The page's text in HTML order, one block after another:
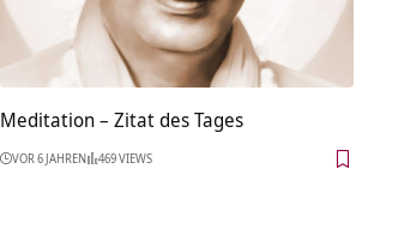
Meditation – Zitat des Tages
VOR 6 JAHREN 469 VIEWS